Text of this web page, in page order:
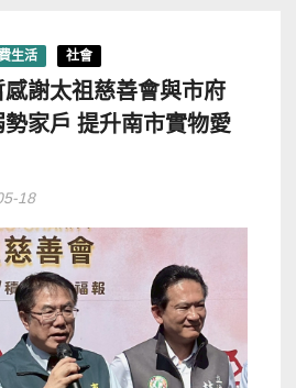
生活 社會
謝太祖慈善會與市府
家戶 提升南市實物愛
18